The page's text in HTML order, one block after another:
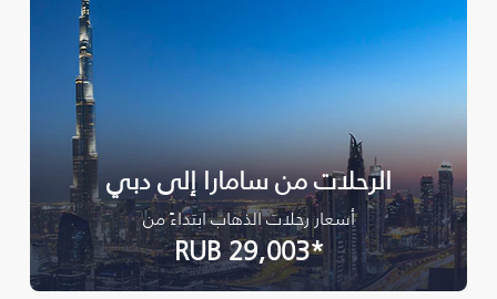
الرحلات من سامارا إلى دبي
أسعار رحلات الذهاب ابتداءً من
*RUB 29,003